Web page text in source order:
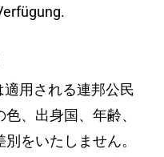
適用される連邦公民
、出身国、年齢、
をいたしません。